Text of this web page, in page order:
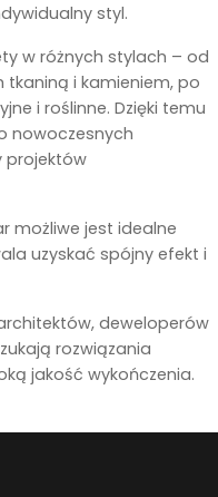
styl.
w różnych stylach – od
i kamieniem, po
i roślinne. Dzięki temu
nowoczesnych
projektów
możliwe jest idealne
uzyskać spójny efekt i
deweloperów
rozwiązania
jakość wykończenia.